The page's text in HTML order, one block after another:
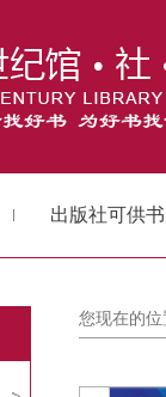
出版社可供
您现在的